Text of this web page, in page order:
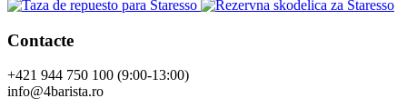
Contacte
+421 944 750 100 (9:00-13:00)
info@4barista.ro